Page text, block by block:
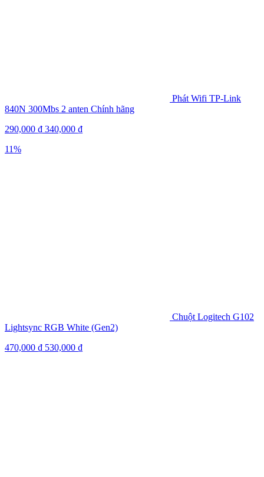
Phát Wifi TP-Link
840N 300Mbs 2 anten Chính hãng
290,000 ₫ 340,000 ₫
11%
Chuột Logitech G102
Lightsync RGB White (Gen2)
470,000 ₫ 530,000 ₫